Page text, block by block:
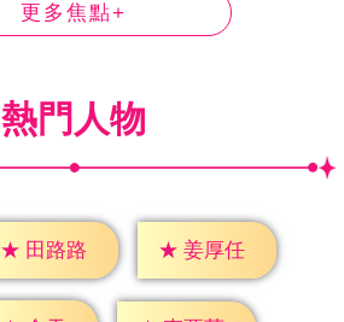
更多焦點+
熱門人物
★ 田路路 ★ 姜厚任